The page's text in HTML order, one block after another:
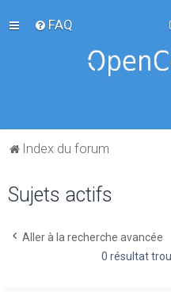
FAQ
Index du forum
Sujets actifs
Aller à la recherche avancée
0 résultat